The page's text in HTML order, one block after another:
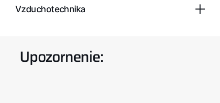
Vzduchotechnika
Upozornenie: